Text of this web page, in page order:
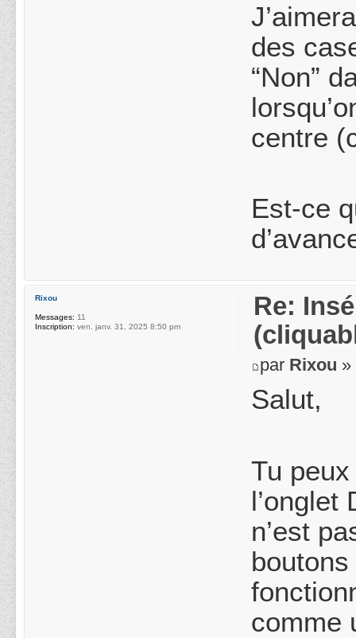
des
“Non”
centre
Est-ce
Re:
par Rixou »
Salut,
Tu
l’onglet
n’est
comme
Rixou
Messages: 11
Inscription: ven. janv. 31, 2025 8:50 pm